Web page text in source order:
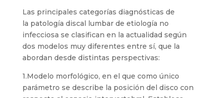
Las principales categorías diagnósticas de
la patología discal lumbar de etiología no
infecciosa se clasifican en la actualidad según
dos modelos muy diferentes entre sí, que la
abordan desde distintas perspectivas:
1.Modelo morfológico, en el que como único
parámetro se describe la posición del disco con